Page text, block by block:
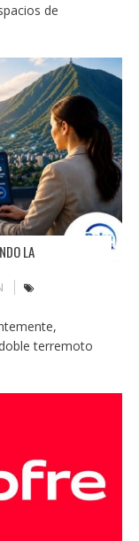
de
LA
terremoto